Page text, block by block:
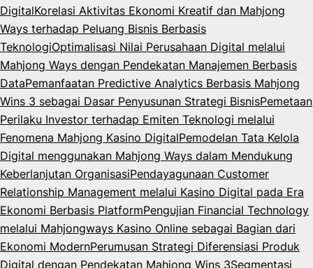
DigitalKorelasi Aktivitas Ekonomi Kreatif dan Mahjong
Ways terhadap Peluang Bisnis Berbasis
TeknologiOptimalisasi Nilai Perusahaan Digital melalui
Mahjong Ways dengan Pendekatan Manajemen Berbasis
DataPemanfaatan Predictive Analytics Berbasis Mahjong
Wins 3 sebagai Dasar Penyusunan Strategi BisnisPemetaan
Perilaku Investor terhadap Emiten Teknologi melalui
Fenomena Mahjong Kasino DigitalPemodelan Tata Kelola
Digital menggunakan Mahjong Ways dalam Mendukung
Keberlanjutan OrganisasiPendayagunaan Customer
Relationship Management melalui Kasino Digital pada Era
Ekonomi Berbasis PlatformPengujian Financial Technology
melalui Mahjongways Kasino Online sebagai Bagian dari
Ekonomi ModernPerumusan Strategi Diferensiasi Produk
Digital dengan Pendekatan Mahjong Wins 3Segmentasi